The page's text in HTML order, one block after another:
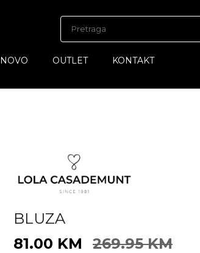
NOVO OUTLET KONTAKT
BLUZA
81.00 KM
269.95 KM